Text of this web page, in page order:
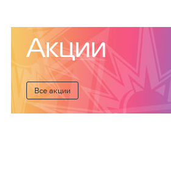
Акции
Все акции